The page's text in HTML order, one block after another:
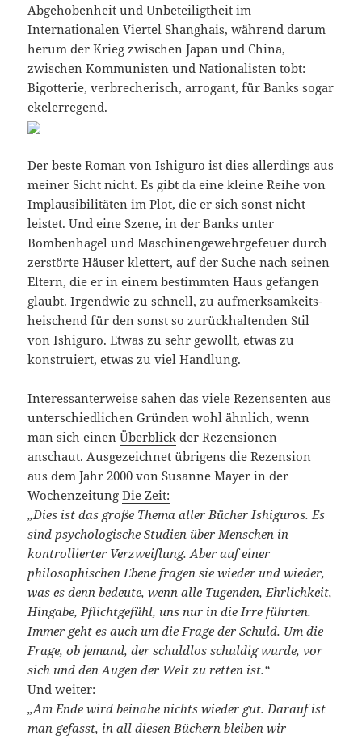
Abgehobenheit und Unbeteiligtheit im
Internationalen Viertel Shanghais, während darum
herum der Krieg zwischen Japan und China,
zwischen Kommunisten und Nationalisten tobt:
Bigotterie, verbrecherisch, arrogant, für Banks sogar
ekelerregend.
Der beste Roman von Ishiguro ist dies allerdings aus
meiner Sicht nicht. Es gibt da eine kleine Reihe von
Implausibilitäten im Plot, die er sich sonst nicht
leistet. Und eine Szene, in der Banks unter
Bombenhagel und Maschinengewehrgefeuer durch
zerstörte Häuser klettert, auf der Suche nach seinen
Eltern, die er in einem bestimmten Haus gefangen
glaubt. Irgendwie zu schnell, zu aufmerksamkeits-
heischend für den sonst so zurückhaltenden Stil
von Ishiguro. Etwas zu sehr gewollt, etwas zu
konstruiert, etwas zu viel Handlung.
Interessanterweise sahen das viele Rezensenten aus
unterschiedlichen Gründen wohl ähnlich, wenn
man sich einenÜberblick der Rezensionen
anschaut. Ausgezeichnet übrigens die Rezension
aus dem Jahr 2000 von Susanne Mayer in der
WochenzeitungDie Zeit:
„Dies ist das große Thema aller Bücher Ishiguros. Es
sind psychologische Studien über Menschen in
kontrollierter Verzweiflung. Aber auf einer
philosophischen Ebene fragen sie wieder und wieder,
was es denn bedeute, wenn alle Tugenden, Ehrlichkeit,
Hingabe, Pflichtgefühl, uns nur in die Irre führten.
Immer geht es auch um die Frage der Schuld. Um die
Frage, ob jemand, der schuldlos schuldig wurde, vor
sich und den Augen der Welt zu retten ist.“
Und weiter:
„Am Ende wird beinahe nichts wieder gut. Darauf ist
man gefasst, in all diesen Büchern bleiben wir